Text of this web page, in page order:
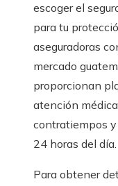
escoger el
para tu
aseguradoras
mercado
proporcionan
atención
contratiempos
24 horas del día.
Para obtener